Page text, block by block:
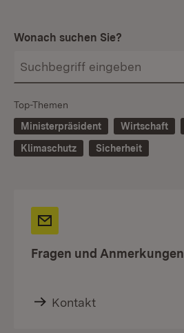
Wonach suchen Sie?
Top-Themen
Ministerpräsident
Wirtschaft
Klimaschutz
Sicherheit
Fragen und Anmerkungen
Kontakt